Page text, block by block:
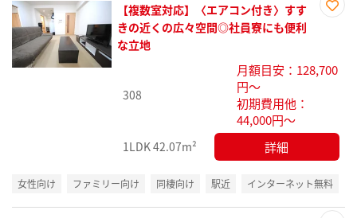
録
【複数室対応】〈エアコン付き〉すす
きの近くの広々空間◎社員寮にも便利
な立地
308
月額目安：128,700
円～
初期費用他：
44,000円～
1LDK42.07m² 詳細
女性向け ファミリー向け 同棲向け 駅近 インターネット無料